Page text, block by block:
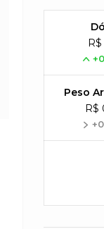
R$
Peso
R$